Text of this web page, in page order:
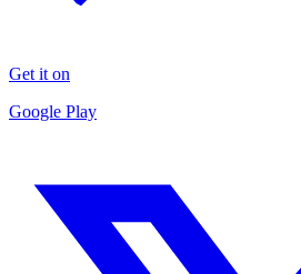
Get it on
Google Play